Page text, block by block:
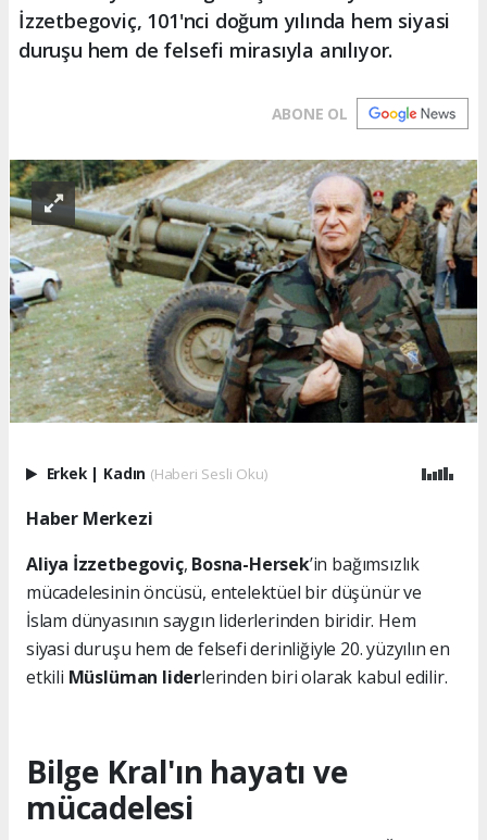
İzzetbegoviç, 101'nci doğum yılında hem siyasi
duruşu hem de felsefi mirasıyla anılıyor.
ABONE OL
Erkek | Kadın (Haberi Sesli Oku)
Haber Merkezi
Aliya İzzetbegoviç, Bosna-Hersek’in bağımsızlık
mücadelesinin öncüsü, entelektüel bir düşünür ve
İslam dünyasının saygın liderlerinden biridir. Hem
siyasi duruşu hem de felsefi derinliğiyle 20. yüzyılın en
etkili Müslüman liderlerinden biri olarak kabul edilir.
Bilge Kral'ın hayatı ve
mücadelesi